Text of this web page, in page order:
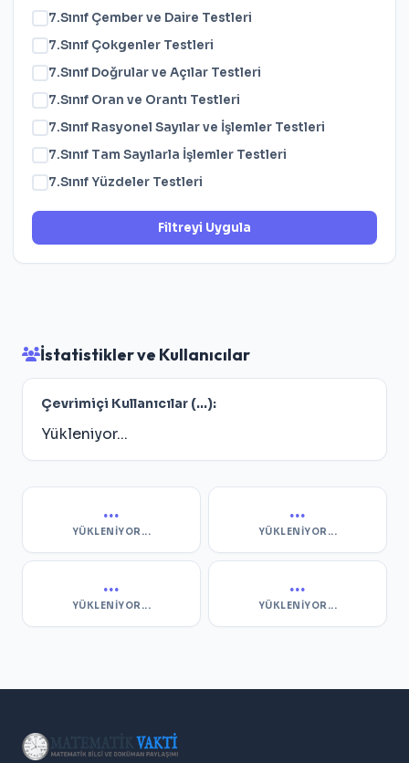
7.Sınıf Çember ve Daire Testleri
7.Sınıf Çokgenler Testleri
7.Sınıf Doğrular ve Açılar Testleri
7.Sınıf Oran ve Orantı Testleri
7.Sınıf Rasyonel Sayılar ve İşlemler Testleri
7.Sınıf Tam Sayılarla İşlemler Testleri
7.Sınıf Yüzdeler Testleri
Filtreyi Uygula
İstatistikler ve Kullanıcılar
Çevrimiçi Kullanıcılar (...):
Yükleniyor...
...
YÜKLENIYOR...
...
YÜKLENIYOR...
...
YÜKLENIYOR...
...
YÜKLENIYOR...